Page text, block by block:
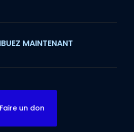
MAINTENANT
Faire un don